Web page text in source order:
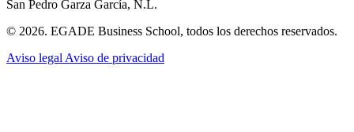
San Pedro Garza García, N.L.
© 2026. EGADE Business School, todos los derechos reservados.
Aviso legal Aviso de privacidad